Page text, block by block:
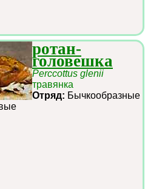
ротан-
головешка
Perccottus glenii
травянка
Отряд: Бычкообразные